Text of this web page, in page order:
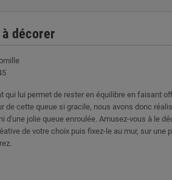
décorer
qui lui permet de rester en équilibre en faisant
de cette queue si gracile, nous avons donc
d'une jolie queue enroulée. Amusez-vous à le
de votre choix puis fixez-le au mur, sur une